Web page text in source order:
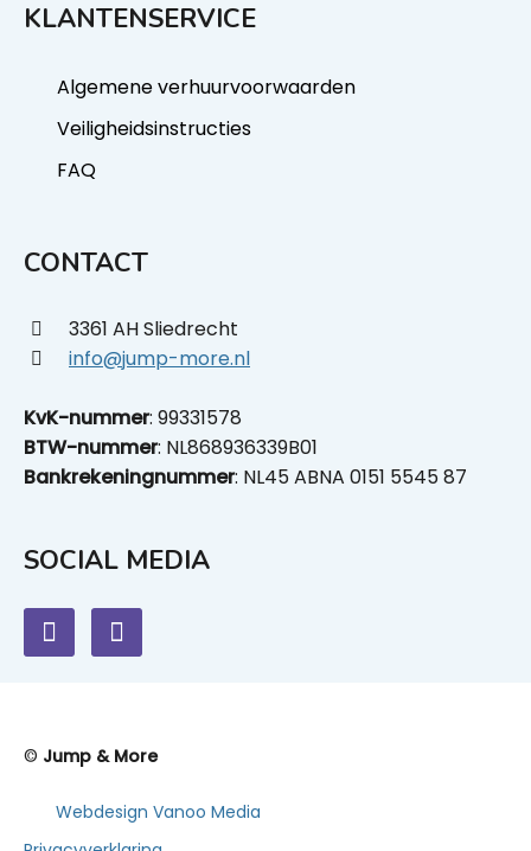
KLANTENSERVICE
Algemene verhuurvoorwaarden
Veiligheidsinstructies
FAQ
CONTACT
3361 AH Sliedrecht
info@jump-more.nl
KvK-nummer: 99331578
BTW-nummer: NL868936339B01
Bankrekeningnummer: NL45 ABNA 0151 5545 87
SOCIAL MEDIA
© Jump & More
Webdesign Vanoo Media